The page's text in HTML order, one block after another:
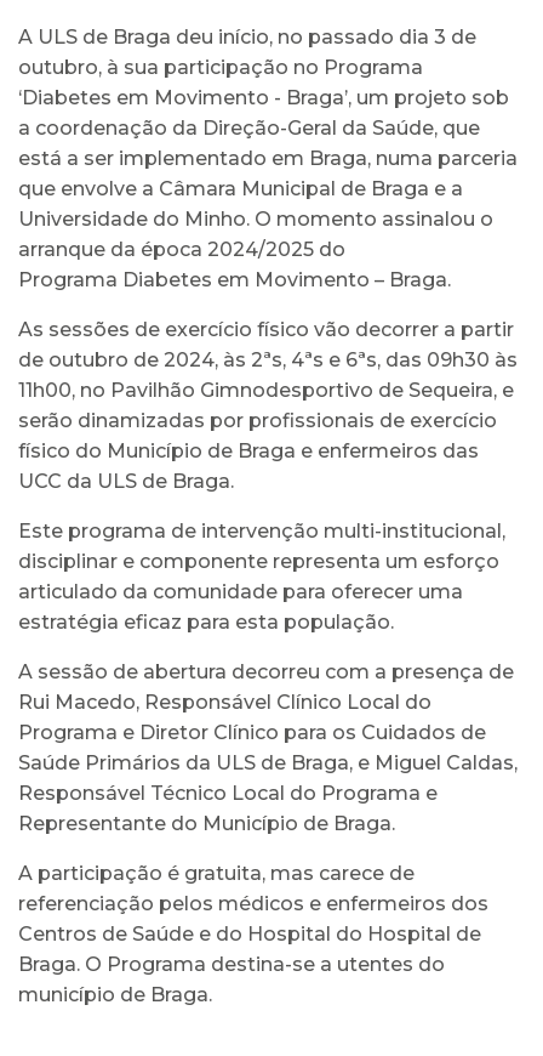
A ULS de Braga deu início, no passado dia 3 de
outubro, à sua participação no Programa
‘Diabetes em Movimento - Braga’, um projeto sob
a coordenação da Direção-Geral da Saúde, que
está a ser implementado em Braga, numa parceria
que envolve a Câmara Municipal de Braga e a
Universidade do Minho. O momento assinalou o
arranque da época 2024/2025 do
Programa Diabetes em Movimento – Braga.
As sessões de exercício físico vão decorrer a partir
de outubro de 2024, às 2ªs, 4ªs e 6ªs, das 09h30 às
11h00, no Pavilhão Gimnodesportivo de Sequeira, e
serão dinamizadas por profissionais de exercício
físico do Município de Braga e enfermeiros das
UCC da ULS de Braga.
Este programa de intervenção multi-institucional,
disciplinar e componente representa um esforço
articulado da comunidade para oferecer uma
estratégia eficaz para esta população.
A sessão de abertura decorreu com a presença de
Rui Macedo, Responsável Clínico Local do
Programa e Diretor Clínico para os Cuidados de
Saúde Primários da ULS de Braga, e Miguel Caldas,
Responsável Técnico Local do Programa e
Representante do Município de Braga.
A participação é gratuita, mas carece de
referenciação pelos médicos e enfermeiros dos
Centros de Saúde e do Hospital do Hospital de
Braga. O Programa destina-se a utentes do
município de Braga.